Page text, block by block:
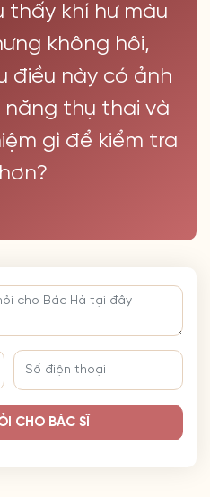
thấy khí hư màu
không hôi,
điều này có ảnh
thụ thai và
gì để kiểm tra
CHO BÁC SĨ